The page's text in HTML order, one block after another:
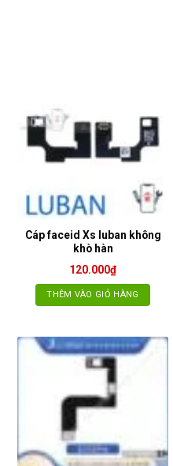
Cáp faceid Xs luban không
khò hàn
120.000₫
THÊM VÀO GIỎ HÀNG